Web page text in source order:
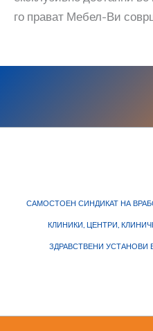
го прават Мебел-Ви
САМОСТОЕН СИНДИКАТ НА
КЛИНИКИ, ЦЕНТРИ,
ЗДРАВСТВЕНИ УСТАНОВИ